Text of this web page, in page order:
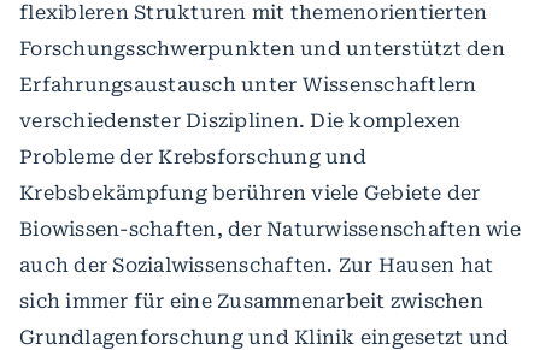
flexibleren Strukturen mit themenorientierten
Forschungsschwerpunkten und unterstützt den
Erfahrungsaustausch unter Wissenschaftlern
verschiedenster Disziplinen. Die komplexen
Probleme der Krebsforschung und
Krebsbekämpfung berühren viele Gebiete der
Biowissen-schaften, der Naturwissenschaften wie
auch der Sozialwissenschaften. Zur Hausen hat
sich immer für eine Zusammenarbeit zwischen
Grundlagenforschung und Klinik eingesetzt und